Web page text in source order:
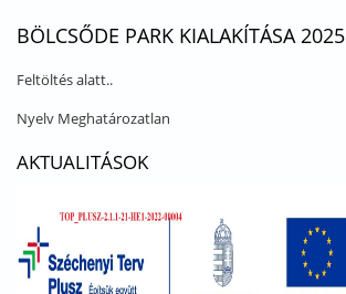
BÖLCSŐDE PARK KIALAKÍTÁSA 2025
Feltöltés alatt..
Nyelv Meghatározatlan
AKTUALITÁSOK